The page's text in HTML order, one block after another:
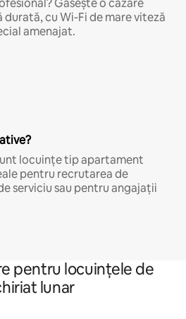
Găsește o cazare
durată, cu Wi-Fi de mare viteză
amenajat.
locuințe tip apartament
pentru recrutarea de
serviciu sau pentru angajații
pentru locuințele de
lunar